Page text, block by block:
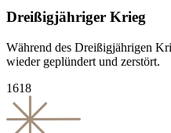
Dreißigjähriger Krieg
Während des Dreißigjährigen
wieder geplündert und zerstört.
1618